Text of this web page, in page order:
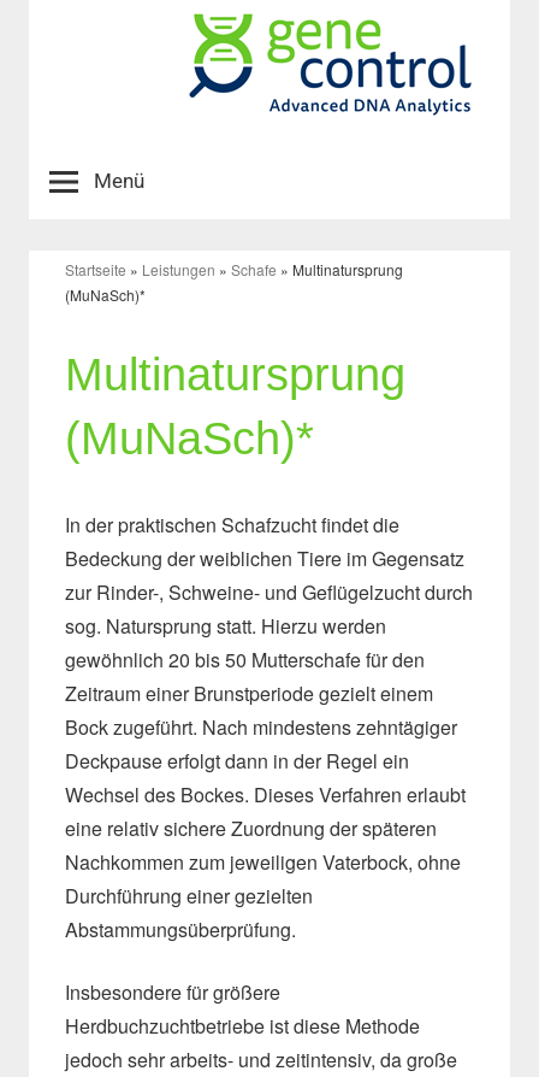
Menü
Startseite » Leistungen » Schafe » Multinatursprung
(MuNaSch)*
Multinatursprung
(MuNaSch)*
In der praktischen Schafzucht findet die
Bedeckung der weiblichen Tiere im Gegensatz
zur Rinder-, Schweine- und Geflügelzucht durch
sog. Natursprung statt. Hierzu werden
gewöhnlich 20 bis 50 Mutterschafe für den
Zeitraum einer Brunstperiode gezielt einem
Bock zugeführt. Nach mindestens zehntägiger
Deckpause erfolgt dann in der Regel ein
Wechsel des Bockes. Dieses Verfahren erlaubt
eine relativ sichere Zuordnung der späteren
Nachkommen zum jeweiligen Vaterbock, ohne
Durchführung einer gezielten
Abstammungsüberprüfung.
Insbesondere für größere
Herdbuchzuchtbetriebe ist diese Methode
jedoch sehr arbeits- und zeitintensiv, da große